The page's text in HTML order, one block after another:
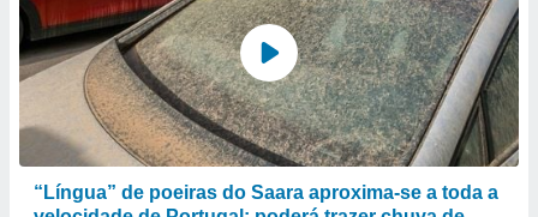
“Língua” de poeiras do Saara aproxima-se a toda a